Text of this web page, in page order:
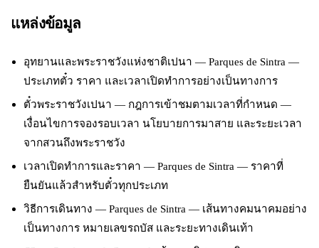
แหล่งข้อมูล
อุทยานและพระราชวังแห่งชาติเปนา — Parques de Sintra —
ประเภทตั๋ว ราคา และเวลาเปิดทำการอย่างเป็นทางการ
ตั๋วพระราชวังเปนา — กฎการเข้าชมตามเวลาที่กำหนด —
เงื่อนไขการจองรอบเวลา นโยบายการมาสาย และระยะเวลา
จากสวนถึงพระราชวัง
เวลาเปิดทำการและราคา — Parques de Sintra — ราคาที่
ยืนยันแล้วสำหรับตั๋วทุกประเภท
วิธีการเดินทาง — Parques de Sintra — เส้นทางคมนาคมอย่าง
เป็นทางการ หมายเลขรถบัส และระยะทางเดินเท้า